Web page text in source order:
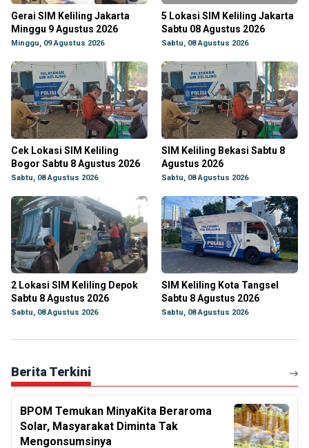
Gerai SIM Keliling Jakarta
Minggu 9 Agustus 2026
Minggu, 09 Agustus 2026
5 Lokasi SIM Keliling Jakarta
Sabtu 08 Agustus 2026
Sabtu, 08 Agustus 2026
Cek Lokasi SIM Keliling
Bogor Sabtu 8 Agustus 2026
Sabtu, 08 Agustus 2026
SIM Keliling Bekasi Sabtu 8
Agustus 2026
Sabtu, 08 Agustus 2026
2 Lokasi SIM Keliling Depok
Sabtu 8 Agustus 2026
Sabtu, 08 Agustus 2026
SIM Keliling Kota Tangsel
Sabtu 8 Agustus 2026
Sabtu, 08 Agustus 2026
Berita Terkini
BPOM Temukan MinyaKita Beraroma
Solar, Masyarakat Diminta Tak
Mengonsumsinya